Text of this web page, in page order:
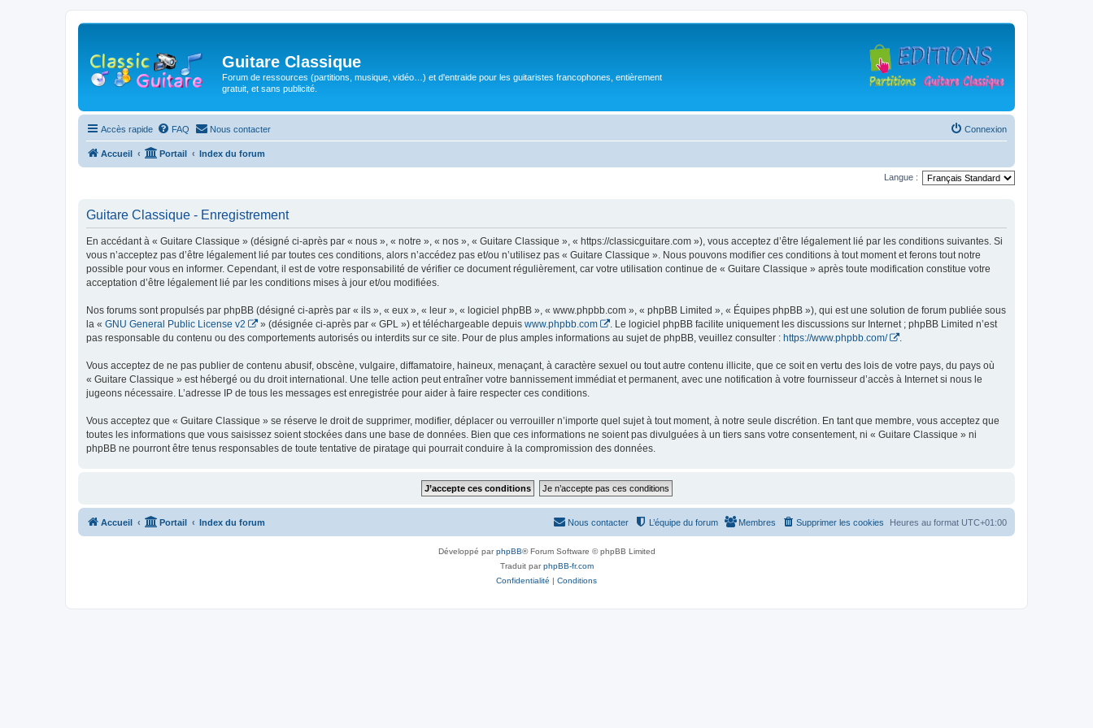
Guitare Classique
Forum de ressources (partitions, musique, vidéo…) et d'entraide pour les guitaristes francophones, entièrement
gratuit, et sans publicité.
Accès rapide FAQ Nous contacter Connexion
Accueil Portail Index du forum
Langue :
Guitare Classique - Enregistrement
En accédant à « Guitare Classique » (désigné ci-après par « nous », « notre », « nos », « Guitare Classique », « https://classicguitare.com »), vous acceptez d’être légalement lié par les conditions suivantes. Si
vous n’acceptez pas d’être légalement lié par toutes ces conditions, alors n’accédez pas et/ou n’utilisez pas « Guitare Classique ». Nous pouvons modifier ces conditions à tout moment et ferons tout notre
possible pour vous en informer. Cependant, il est de votre responsabilité de vérifier ce document régulièrement, car votre utilisation continue de « Guitare Classique » après toute modification constitue votre
acceptation d’être légalement lié par les conditions mises à jour et/ou modifiées.
Nos forums sont propulsés par phpBB (désigné ci-après par « ils », « eux », « leur », « logiciel phpBB », « www.phpbb.com », « phpBB Limited », « Équipes phpBB »), qui est une solution de forum publiée sous
la « GNU General Public License v2 » (désignée ci-après par « GPL ») et téléchargeable depuis www.phpbb.com
. Le logiciel phpBB facilite uniquement les discussions sur Internet ; phpBB Limited n’est
pas responsable du contenu ou des comportements autorisés ou interdits sur ce site. Pour de plus amples informations au sujet de phpBB, veuillez consulter : https://www.phpbb.com/ .
Vous acceptez de ne pas publier de contenu abusif, obscène, vulgaire, diffamatoire, haineux, menaçant, à caractère sexuel ou tout autre contenu illicite, que ce soit en vertu des lois de votre pays, du pays où
« Guitare Classique » est hébergé ou du droit international. Une telle action peut entraîner votre bannissement immédiat et permanent, avec une notification à votre fournisseur d’accès à Internet si nous le
jugeons nécessaire. L’adresse IP de tous les messages est enregistrée pour aider à faire respecter ces conditions.
Vous acceptez que « Guitare Classique » se réserve le droit de supprimer, modifier, déplacer ou verrouiller n’importe quel sujet à tout moment, à notre seule discrétion. En tant que membre, vous acceptez que
toutes les informations que vous saisissez soient stockées dans une base de données. Bien que ces informations ne soient pas divulguées à un tiers sans votre consentement, ni « Guitare Classique » ni
phpBB ne pourront être tenus responsables de toute tentative de piratage qui pourrait conduire à la compromission des données.
Accueil Portail Index du forum Heures au format UTC+01:00
Supprimer les cookies
Membres
L’équipe du forum
Nous contacter
Développé parphpBB® Forum Software © phpBB Limited
Traduit parphpBB-fr.com
Confidentialité | Conditions